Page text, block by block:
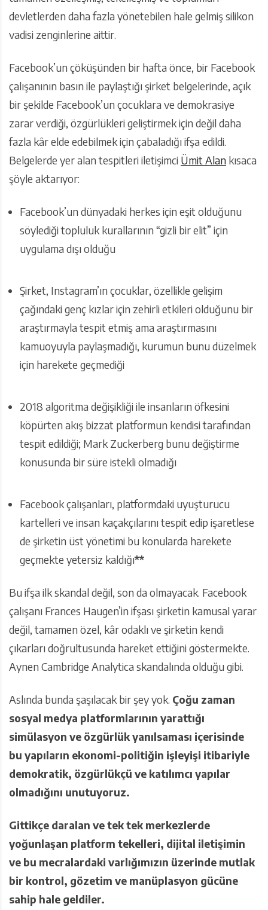
devletlerden daha fazla yönetebilen hale gelmiş silikon
vadisi zenginlerine aittir.
Facebook’un çöküşünden bir hafta önce, bir Facebook
çalışanının basın ile paylaştığı şirket belgelerinde, açık
bir şekilde Facebook’un çocuklara ve demokrasiye
zarar verdiği, özgürlükleri geliştirmek için değil daha
fazla kâr elde edebilmek için çabaladığı ifşa edildi.
Belgelerde yer alan tespitleri iletişimci Ümit Alan kısaca
şöyle aktarıyor:
Facebook’un dünyadaki herkes için eşit olduğunu
söylediği topluluk kurallarının “gizli bir elit” için
uygulama dışı olduğu
Şirket, Instagram’ın çocuklar, özellikle gelişim
çağındaki genç kızlar için zehirli etkileri olduğunu bir
araştırmayla tespit etmiş ama araştırmasını
kamuoyuyla paylaşmadığı, kurumun bunu düzelmek
için harekete geçmediği
2018 algoritma değişikliği ile insanların öfkesini
köpürten akış bizzat platformun kendisi tarafından
tespit edildiği; Mark Zuckerberg bunu değiştirme
konusunda bir süre istekli olmadığı
Facebook çalışanları, platformdaki uyuşturucu
kartelleri ve insan kaçakçılarını tespit edip işaretlese
de şirketin üst yönetimi bu konularda harekete
geçmekte yetersiz kaldığı**
Bu ifşa ilk skandal değil, son da olmayacak. Facebook
çalışanı Frances Haugen’in ifşası şirketin kamusal yarar
değil, tamamen özel, kâr odaklı ve şirketin kendi
çıkarları doğrultusunda hareket ettiğini göstermekte.
Aynen Cambridge Analytica skandalında olduğu gibi.
Aslında bunda şaşılacak bir şey yok. Çoğu zaman
sosyal medya platformlarının yarattığı
simülasyon ve özgürlük yanılsaması içerisinde
bu yapıların ekonomi-politiğin işleyişi itibariyle
demokratik, özgürlükçü ve katılımcı yapılar
olmadığını unutuyoruz.
Gittikçe daralan ve tek tek merkezlerde
yoğunlaşan platform tekelleri, dijital iletişimin
ve bu mecralardaki varlığımızın üzerinde mutlak
bir kontrol, gözetim ve manüplasyon gücüne
sahip hale geldiler.